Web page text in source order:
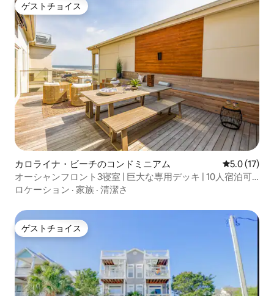
ゲストチョイス
ゲストチョイス
カロライナ・ビーチのコンドミニアム レビュー17
5.0 (17)
オーシャンフロント3寝室 | 巨大な専用デッキ | 10人宿泊可
能
ロケーション · 家族 · 清潔さ
ゲストチョイス
ゲストチョイス